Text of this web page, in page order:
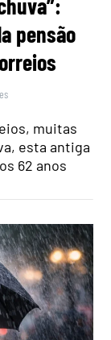
pensão
muitas
esta antiga
62 anos